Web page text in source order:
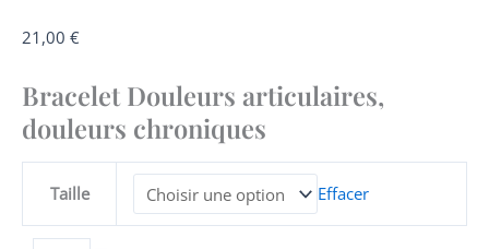
21,00 €
Bracelet Douleurs articulaires,
douleurs chroniques
Taille Effacer
quantité
Bracelet
Douleurs
articulaires,
douleurs
chroniques